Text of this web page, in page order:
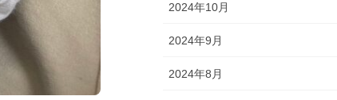
2024年10月
2024年9月
2024年8月